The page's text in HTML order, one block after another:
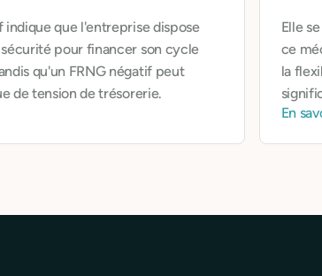
indique que l'entreprise dispose
pour financer son cycle
qu'un FRNG négatif peut
de tension de trésorerie.
Elle
ce
la
En